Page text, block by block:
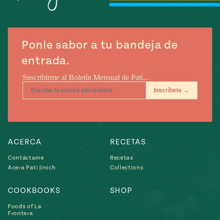
Ponle sabor a tu bandeja de
entrada.
ACERCA
Contáctame
Acera Pati Jinich
RECETAS
Recetas
Collections
COOKBOOKS
Foods of La
Frontera
SHOP